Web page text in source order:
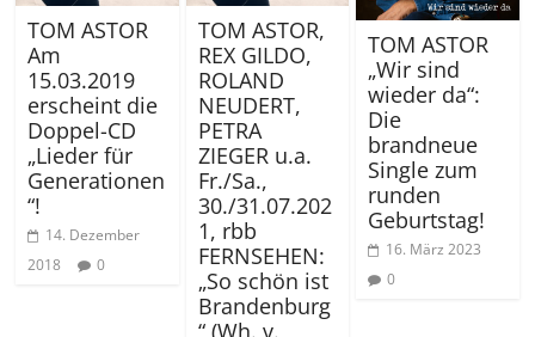
TOM ASTOR
Am
15.03.2019
erscheint die
Doppel-CD
„Lieder für
Generationen
“!
14. Dezember
2018
0
TOM ASTOR,
REX GILDO,
ROLAND
NEUDERT,
PETRA
ZIEGER u.a.
Fr./Sa.,
30./31.07.202
1, rbb
FERNSEHEN:
„So schön ist
Brandenburg
“ (Wh. v.
TOM ASTOR
„Wir sind
wieder da“:
Die
brandneue
Single zum
runden
Geburtstag!
16. März 2023
0